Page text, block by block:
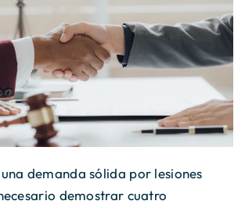
demanda sólida por lesiones
demostrar cuatro